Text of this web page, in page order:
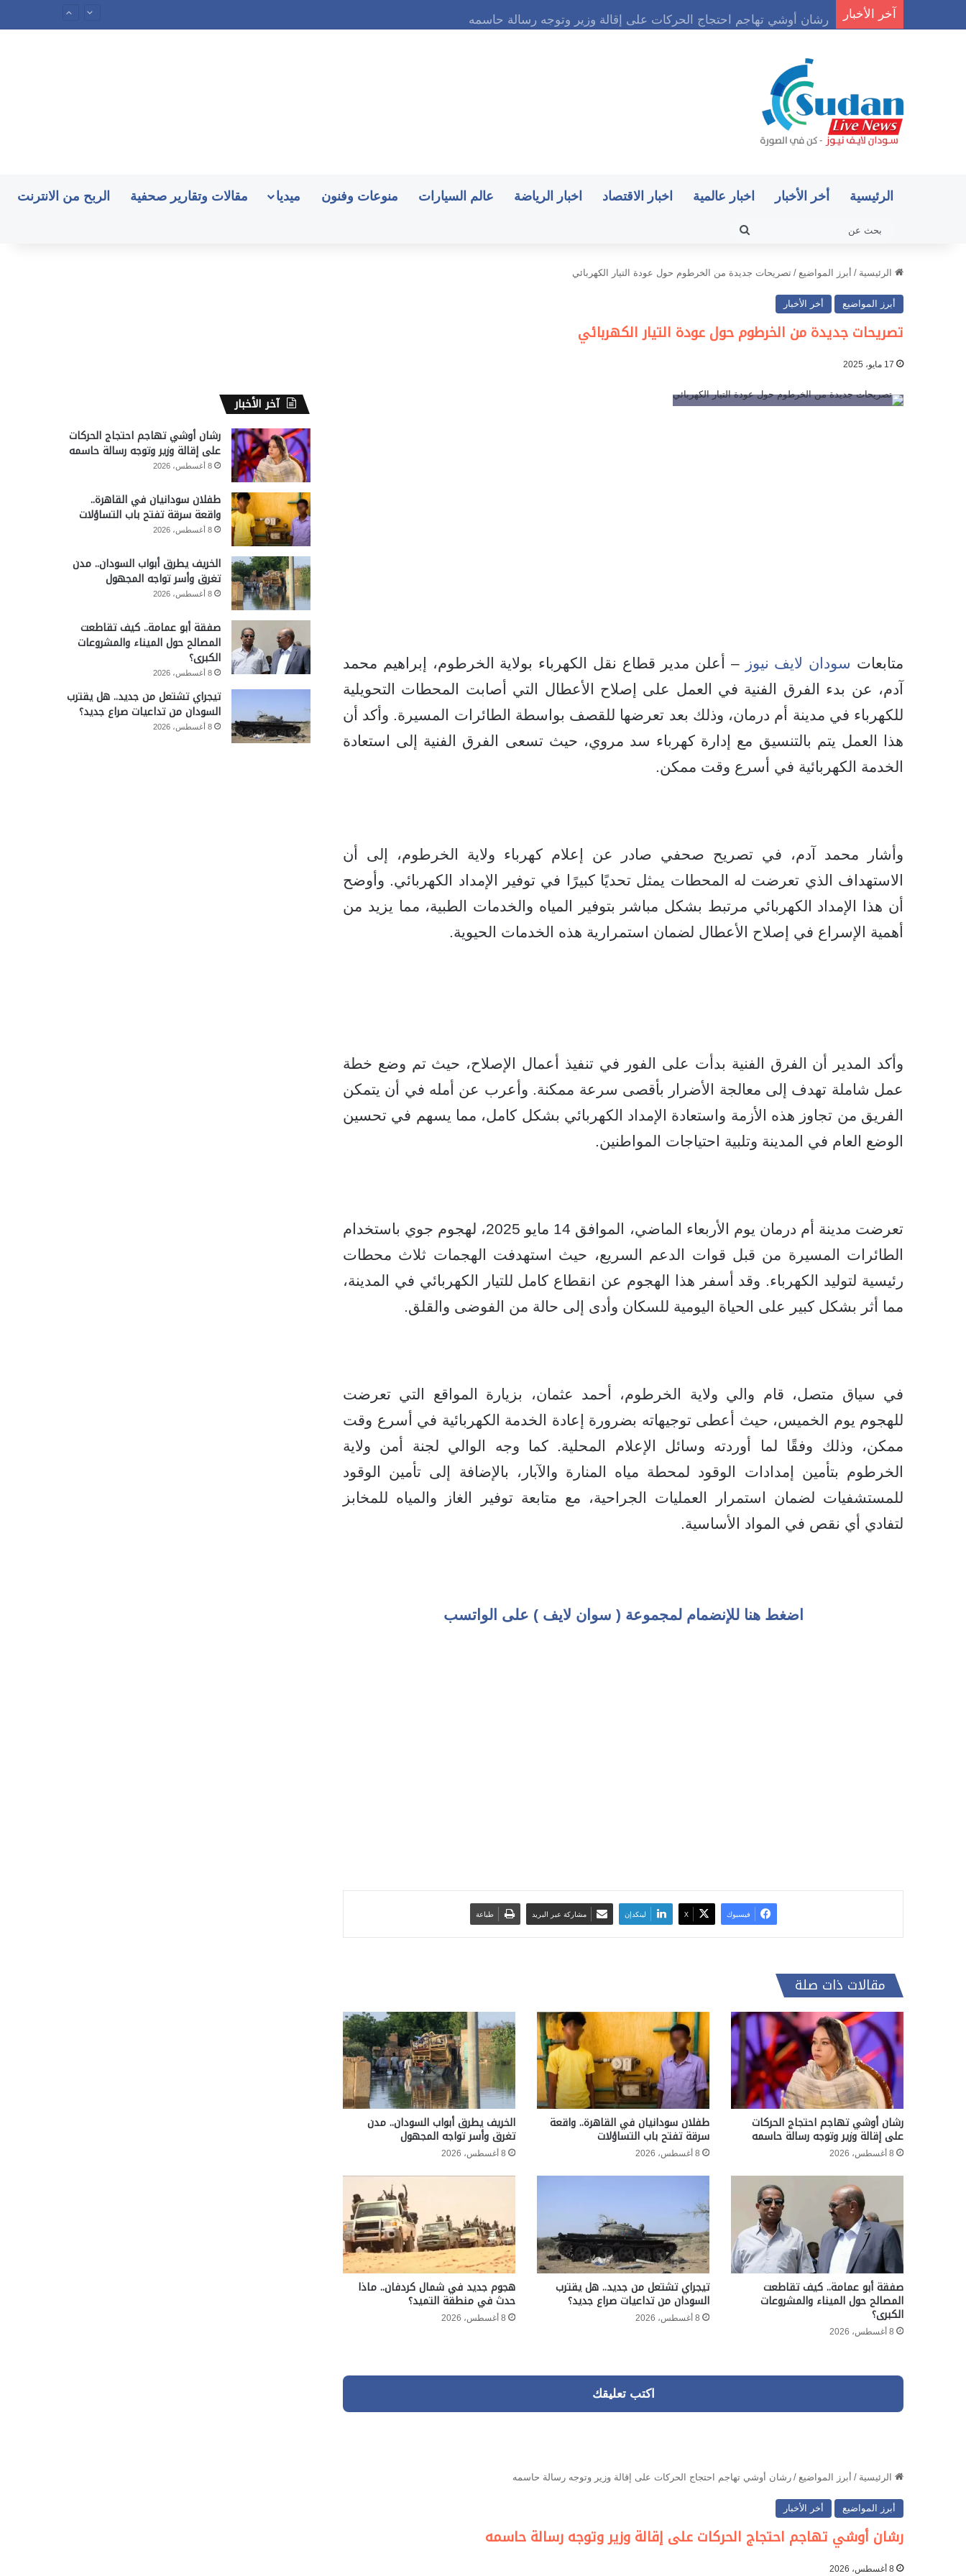
آخر الأخبار رشان أوشي تهاجم احتجاج الحركات على إقالة وزير وتوجه رسالة حاسمه
الرئيسية أخر الأخبار اخبار عالمية اخبار الاقتصاد اخبار الرياضة عالم السيارات منوعات وفنون ميديا مقالات وتقارير صحفية الربح من الانترنت
الرئيسية / أبرز المواضيع / تصريحات جديدة من الخرطوم حول عودة التيار الكهربائي
أبرز المواضيع أخر الأخبار
تصريحات جديدة من الخرطوم حول عودة التيار الكهربائي
17 مايو، 2025
متابعات سودان لايف نيوز
– أعلن مدير قطاع نقل الكهرباء بولاية الخرطوم، إبراهيم محمد
آدم، عن بدء الفرق الفنية في العمل على إصلاح الأعطال التي أصابت المحطات التحويلية
للكهرباء في مدينة أم درمان، وذلك بعد تعرضها للقصف بواسطة الطائرات المسيرة. وأكد أن
هذا العمل يتم بالتنسيق مع إدارة كهرباء سد مروي، حيث تسعى الفرق الفنية إلى استعادة
الخدمة الكهربائية في أسرع وقت ممكن.
وأشار محمد آدم، في تصريح صحفي صادر عن إعلام كهرباء ولاية الخرطوم، إلى أن
الاستهداف الذي تعرضت له المحطات يمثل تحديًا كبيرًا في توفير الإمداد الكهربائي. وأوضح
أن هذا الإمداد الكهربائي مرتبط بشكل مباشر بتوفير المياه والخدمات الطبية، مما يزيد من
أهمية الإسراع في إصلاح الأعطال لضمان استمرارية هذه الخدمات الحيوية.
وأكد المدير أن الفرق الفنية بدأت على الفور في تنفيذ أعمال الإصلاح، حيث تم وضع خطة
عمل شاملة تهدف إلى معالجة الأضرار بأقصى سرعة ممكنة. وأعرب عن أمله في أن يتمكن
الفريق من تجاوز هذه الأزمة واستعادة الإمداد الكهربائي بشكل كامل، مما يسهم في تحسين
الوضع العام في المدينة وتلبية احتياجات المواطنين.
تعرضت مدينة أم درمان يوم الأربعاء الماضي، الموافق 14 مايو 2025، لهجوم جوي باستخدام
الطائرات المسيرة من قبل قوات الدعم السريع، حيث استهدفت الهجمات ثلاث محطات
رئيسية لتوليد الكهرباء. وقد أسفر هذا الهجوم عن انقطاع كامل للتيار الكهربائي في المدينة،
مما أثر بشكل كبير على الحياة اليومية للسكان وأدى إلى حالة من الفوضى والقلق.
في سياق متصل، قام والي ولاية الخرطوم، أحمد عثمان، بزيارة المواقع التي تعرضت
للهجوم يوم الخميس، حيث أعطى توجيهاته بضرورة إعادة الخدمة الكهربائية في أسرع وقت
ممكن، وذلك وفقًا لما أوردته وسائل الإعلام المحلية. كما وجه الوالي لجنة أمن ولاية
الخرطوم بتأمين إمدادات الوقود لمحطة مياه المنارة والآبار، بالإضافة إلى تأمين الوقود
للمستشفيات لضمان استمرار العمليات الجراحية، مع متابعة توفير الغاز والمياه للمخابز
لتفادي أي نقص في المواد الأساسية.
اضغط هنا للإنضمام لمجموعة ( سوان لايف ) على الواتسب
فيسبوك ‫X لينكدإن مشاركة عبر البريد طباعة
مقالات ذات صلة
رشان أوشي تهاجم احتجاج الحركات
على إقالة وزير وتوجه رسالة حاسمه
8 أغسطس، 2026
طفلان سودانيان في القاهرة.. واقعة
سرقة تفتح باب التساؤلات
8 أغسطس، 2026
الخريف يطرق أبواب السودان.. مدن
تغرق وأسر تواجه المجهول
8 أغسطس، 2026
صفقة أبو عمامة.. كيف تقاطعت
المصالح حول الميناء والمشروعات
الكبرى؟
8 أغسطس، 2026
تيجراي تشتعل من جديد.. هل يقترب
السودان من تداعيات صراع جديد؟
8 أغسطس، 2026
هجوم جديد في شمال كردفان.. ماذا
حدث في منطقة التميد؟
8 أغسطس، 2026
اكتب تعليقك
آخر الأخبار
رشان أوشي تهاجم احتجاج الحركات
على إقالة وزير وتوجه رسالة حاسمه
8 أغسطس، 2026
طفلان سودانيان في القاهرة..
واقعة سرقة تفتح باب التساؤلات
8 أغسطس، 2026
الخريف يطرق أبواب السودان.. مدن
تغرق وأسر تواجه المجهول
8 أغسطس، 2026
صفقة أبو عمامة.. كيف تقاطعت
المصالح حول الميناء والمشروعات
الكبرى؟
8 أغسطس، 2026
تيجراي تشتعل من جديد.. هل يقترب
السودان من تداعيات صراع جديد؟
8 أغسطس، 2026